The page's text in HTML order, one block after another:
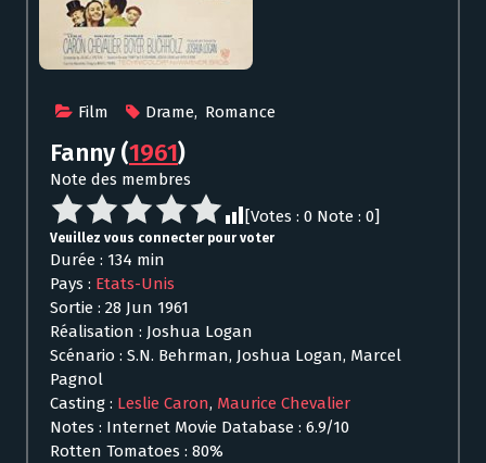
Film Drame, Romance
Fanny(1961)
Note des membres
[Votes : 0 Note : 0]
Veuillez vous connecter pour voter
Durée : 134 min
Pays : Etats-Unis
Sortie : 28 Jun 1961
Réalisation : Joshua Logan
Scénario : S.N. Behrman, Joshua Logan, Marcel
Pagnol
Casting : Leslie Caron, Maurice Chevalier
Notes : Internet Movie Database : 6.9/10
Rotten Tomatoes : 80%